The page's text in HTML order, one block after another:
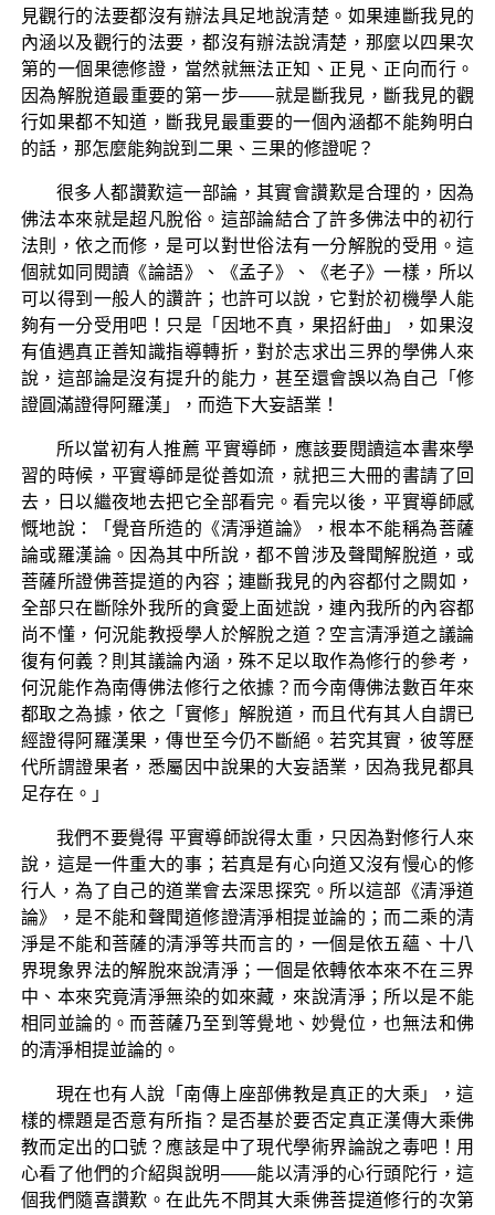
見觀行的法要都沒有辦法具足地說清楚。如果連斷我見的
內涵以及觀行的法要，都沒有辦法說清楚，那麼以四果次
第的一個果德修證，當然就無法正知、正見、正向而行。
因為解脫道最重要的第一步——就是斷我見，斷我見的觀
行如果都不知道，斷我見最重要的一個內涵都不能夠明白
的話，那怎麼能夠說到二果、三果的修證呢？
很多人都讚歎這一部論，其實會讚歎是合理的，因為
佛法本來就是超凡脫俗。這部論結合了許多佛法中的初行
法則，依之而修，是可以對世俗法有一分解脫的受用。這
個就如同閱讀《論語》、《孟子》、《老子》一樣，所以
可以得到一般人的讚許；也許可以說，它對於初機學人能
夠有一分受用吧！只是「因地不真，果招紆曲」，如果沒
有值遇真正善知識指導轉折，對於志求出三界的學佛人來
說，這部論是沒有提升的能力，甚至還會誤以為自己「修
證圓滿證得阿羅漢」，而造下大妄語業！
所以當初有人推薦 平實導師，應該要閱讀這本書來學
習的時候，平實導師是從善如流，就把三大冊的書請了回
去，日以繼夜地去把它全部看完。看完以後，平實導師感
慨地說：「覺音所造的《清淨道論》，根本不能稱為菩薩
論或羅漢論。因為其中所說，都不曾涉及聲聞解脫道，或
菩薩所證佛菩提道的內容；連斷我見的內容都付之闕如，
全部只在斷除外我所的貪愛上面述說，連內我所的內容都
尚不懂，何況能教授學人於解脫之道？空言清淨道之議論
復有何義？則其議論內涵，殊不足以取作為修行的參考，
何況能作為南傳佛法修行之依據？而今南傳佛法數百年來
都取之為據，依之「實修」解脫道，而且代有其人自謂已
經證得阿羅漢果，傳世至今仍不斷絕。若究其實，彼等歷
代所謂證果者，悉屬因中說果的大妄語業，因為我見都具
足存在。」
我們不要覺得 平實導師說得太重，只因為對修行人來
說，這是一件重大的事；若真是有心向道又沒有慢心的修
行人，為了自己的道業會去深思探究。所以這部《清淨道
論》，是不能和聲聞道修證清淨相提並論的；而二乘的清
淨是不能和菩薩的清淨等共而言的，一個是依五蘊、十八
界現象界法的解脫來說清淨；一個是依轉依本來不在三界
中、本來究竟清淨無染的如來藏，來說清淨；所以是不能
相同並論的。而菩薩乃至到等覺地、妙覺位，也無法和佛
的清淨相提並論的。
現在也有人說「南傳上座部佛教是真正的大乘」，這
樣的標題是否意有所指？是否基於要否定真正漢傳大乘佛
教而定出的口號？應該是中了現代學術界論說之毒吧！用
心看了他們的介紹與說明——能以清淨的心行頭陀行，這
個我們隨喜讚歎。在此先不問其大乘佛菩提道修行的次第